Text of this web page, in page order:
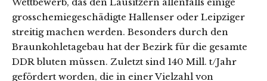
grosschemiegeschädigte Hallenser oder Leipziger
streitig machen werden. Besonders durch den
Braunkohletagebau hat der Bezirk für die gesamte
DDR bluten müssen. Zuletzt sind 140 Mill. t/Jahr
gefördert worden, die in einer Vielzahl von